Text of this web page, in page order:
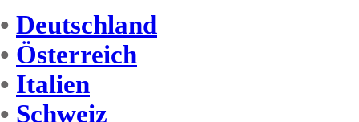
• Deutschland
• Österreich
• Italien
• Schweiz